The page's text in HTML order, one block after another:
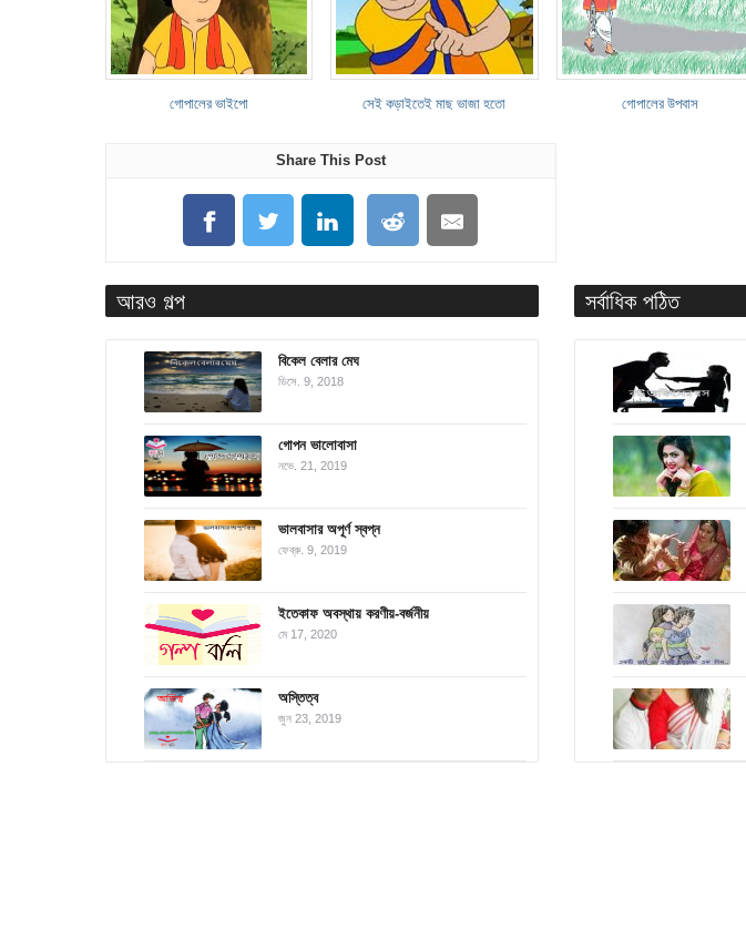
গোপালের ভাইপো সেই কড়াইতেই মাছ ভাজা হতো গোপালের উপবাস
Share This Post
আরও গল্প
বিকেল বেলার মেঘ
ডিসে. 9, 2018
গোপন ভালোবাসা
নভে. 21, 2019
ভালবাসার অপূর্ণ স্বপ্ন
ফেব্রু. 9, 2019
ইতেকাফ অবস্থায় করণীয়-বর্জনীয়
মে 17, 2020
অস্তিত্ব
জুন 23, 2019
সর্বাধিক পঠিত